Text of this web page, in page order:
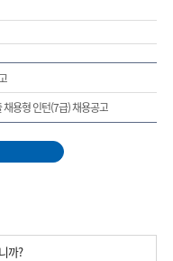
용형 인턴(7급) 채용공고
까?